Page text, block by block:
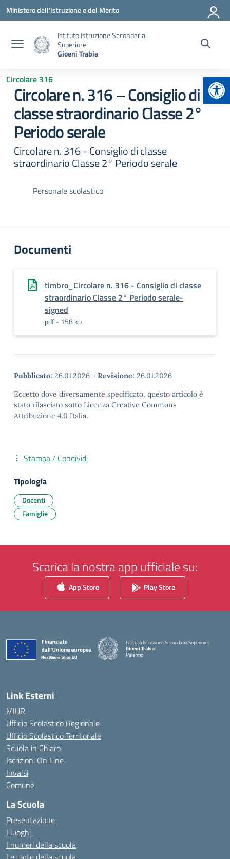
Vai ai contenuti
Vai al menu di navigazione
Vai al footer
Ministero dell'Istruzione e del Merito
Istituto Istruzione Secondaria
Superiore
Gioeni Trabia
Circolare 316
Circolare n. 316 – Consiglio di
classe straordinario Classe 2°
Periodo serale
Circolare n. 316 - Consiglio di classe
straordinario Classe 2° Periodo serale
Personale scolastico
Documenti
timbro_Circolare n. 316 - Consiglio di classe
straordinario Classe 2° Periodo serale-
signed
pdf - 158 kb
Pubblicato: 26.01.2026 - Revisione: 26.01.2026
Eccetto dove diversamente specificato, questo articolo è
stato rilasciato sotto Licenza Creative Commons
Attribuzione 4.0 Italia.
Stampa / Condividi
Tipologia
Docenti
Famiglie
Scarica la nostra app ufficiale su:
App Store Play Store
Istituto Istruzione Secondaria Superiore
Gioeni Trabia
Palermo
Link Esterni
MIUR
Ufficio Scolastico Regionale
Ufficio Scolastico Territoriale
Scuola in Chiaro
Iscrizioni On Line
Invalsi
Comune
La Scuola
Presentazione
I luoghi
I numeri della scuola